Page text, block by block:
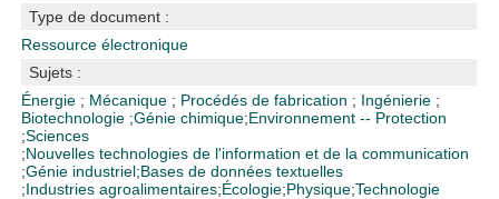
Type de document :
Ressource électronique
Sujets :
Énergie ; Mécanique ; Procédés de fabrication ; Ingénierie ;
Biotechnologie ;Génie chimique;Environnement -- Protection
;Sciences
;Nouvelles technologies de l'information et de la communication
;Génie industriel;Bases de données textuelles
;Industries agroalimentaires;Écologie;Physique;Technologie